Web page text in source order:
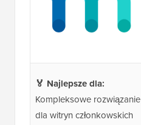
🏅 Najlepsze dla:
Kompleksowe rozwiązanie
dla witryn członkowskich